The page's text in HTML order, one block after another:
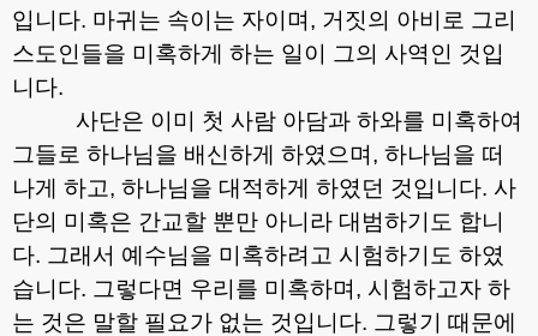
입니다. 마귀는 속이는 자이며 , 거짓의 아비로 그리
스도인들을 미혹하게 하는 일이 그의 사역인 것입
니다.
사단은 이미 첫 사람 아담과 하와를 미혹하여
그들로 하나님을 배신하게 하였으며 , 하나님을 떠
나게 하고, 하나님을 대적하게 하였던 것입니다. 사
단의 미혹은 간교할 뿐만 아니라 대범하기도 합니
다. 그래서 예수님을 미혹하려고 시험하기도 하였
습니다. 그렇다면 우리를 미혹하며 , 시험하고자 하
는 것은 말할 필요가 없는 것입니다. 그렇기 때문에